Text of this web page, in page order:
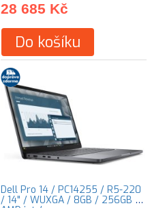
28 685 Kč
Do košíku
Dell Pro 14 / PC14255 / R5-220
/ 14" / WUXGA / 8GB / 256GB /